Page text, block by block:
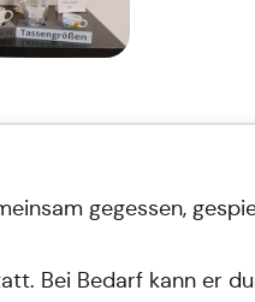
gegessen,
Bei Bedarf kann er